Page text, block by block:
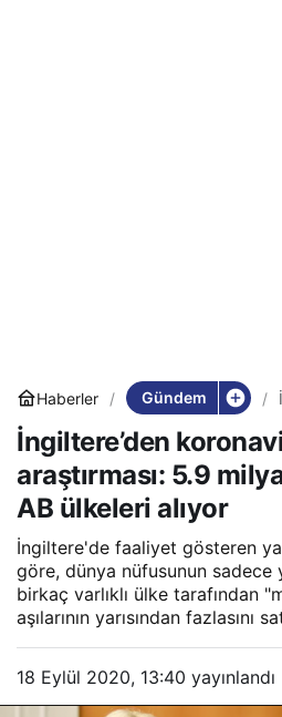
Haberler Gündem
İngiltere’den
araştırması: 5.9
AB ülkeleri alıyor
İngiltere'de faaliyet gösteren
göre, dünya nüfusunun sadece
birkaç varlıklı ülke tarafından
aşılarının yarısından fazlasını
18 Eylül 2020, 13:40 yayınlandı